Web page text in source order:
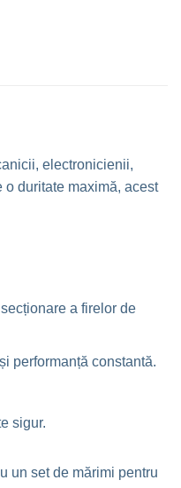
electronicienii,
duritate maximă, acest
a firelor de
performanță constantă.
sigur.
un set de mărimi pentru